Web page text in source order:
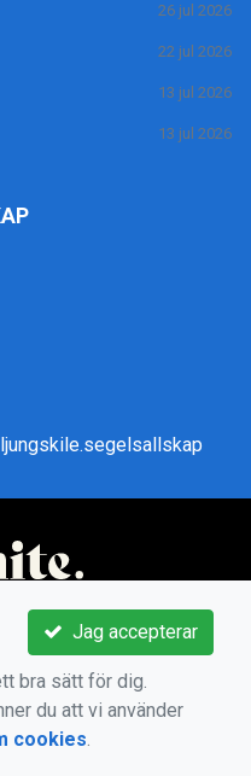
26 jul 2026
22 jul 2026
13 jul 2026
13 jul 2026
Jag accepterar
bra sätt för dig.
du att vi använder
cookies.